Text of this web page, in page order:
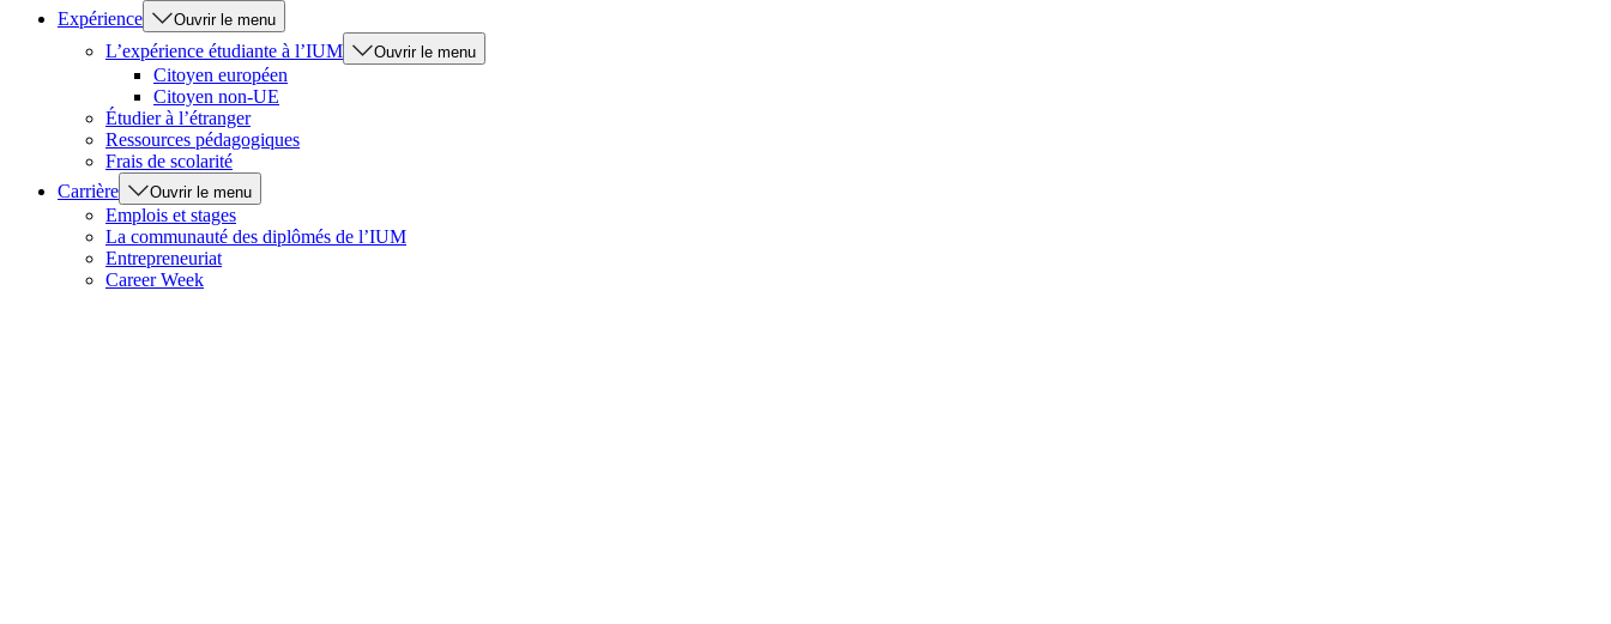
Expérience
Ouvrir le menu
L’expérience étudiante à l’IUM Ouvrir le menu
Citoyen européen
Citoyen non-UE
Étudier à l’étranger
Ressources pédagogiques
Frais de scolarité
Carrière
Ouvrir le menu
Emplois et stages
La communauté des diplômés de l’IUM
Entrepreneuriat
Career Week